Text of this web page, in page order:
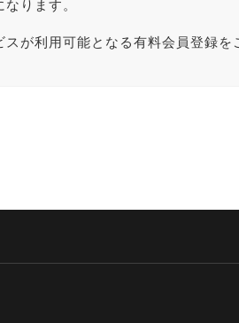
ります。
スが利用可能となる有料会員登録を